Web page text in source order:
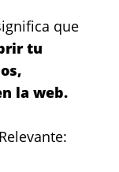
que
tu
la web.